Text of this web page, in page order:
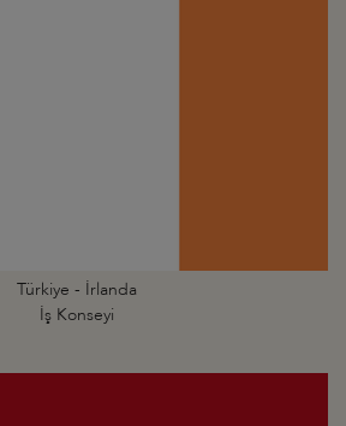
Türkiye - İrlanda
İş Konseyi